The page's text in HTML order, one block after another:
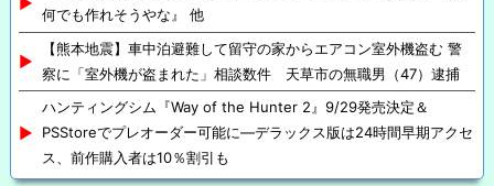
何でも作れそうやな』 他
【熊本地震】車中泊避難して留守の家からエアコン室外機盗む 警
察に「室外機が盗まれた」相談数件 天草市の無職男（47）逮捕
ハンティングシム『Way of the Hunter 2』9/29発売決定＆
PSStoreでプレオーダー可能に—デラックス版は24時間早期アクセ
ス、前作購入者は10％割引も